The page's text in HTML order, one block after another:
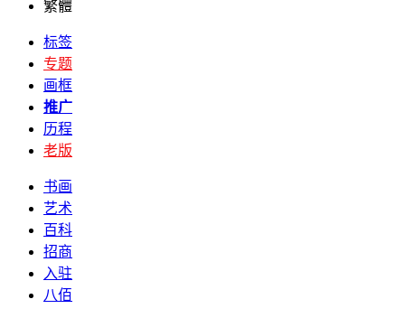
繁體
标签
专题
画框
推广
历程
老版
书画
艺术
百科
招商
入驻
八佰